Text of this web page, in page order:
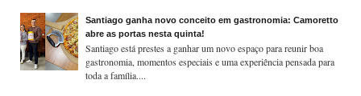
Santiago ganha novo conceito em gastronomia: Camoretto
abre as portas nesta quinta!
Santiago está prestes a ganhar um novo espaço para reunir boa
gastronomia, momentos especiais e uma experiência pensada para
toda a família....